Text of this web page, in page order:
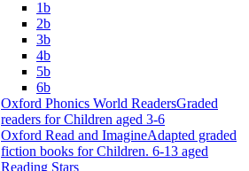
1b
2b
3b
4b
5b
6b
Oxford Phonics World ReadersGraded
readers for Children aged 3-6
Oxford Read and ImagineAdapted graded
fiction books for Children. 6-13 aged
Reading Stars